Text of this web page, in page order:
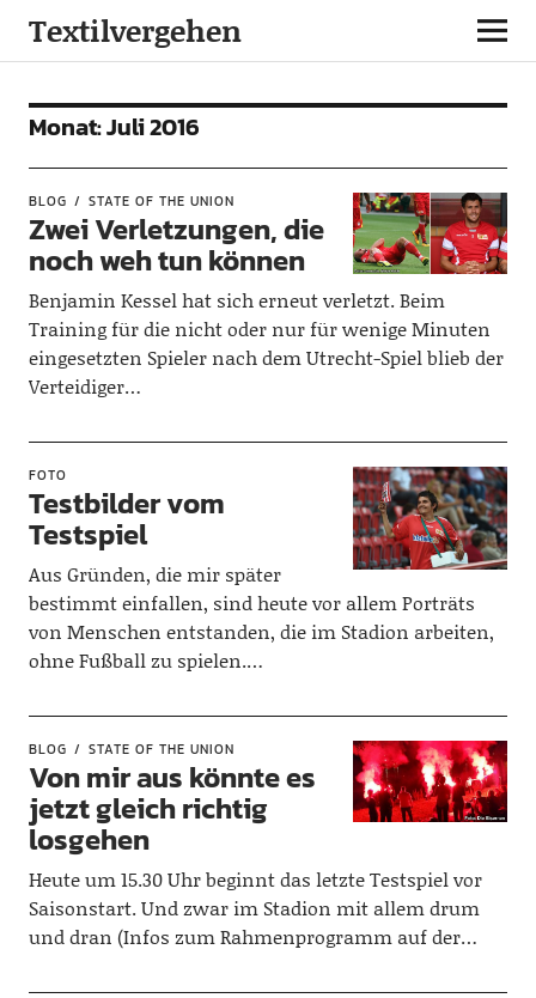
Textilvergehen
Monat:Juli 2016
BLOG STATE OF THE UNION
Zwei Verletzungen, die
noch weh tun können
Benjamin Kessel hat sich erneut verletzt. Beim
Training für die nicht oder nur für wenige Minuten
eingesetzten Spieler nach dem Utrecht-Spiel blieb der
Verteidiger…
FOTO
Testbilder vom
Testspiel
Aus Gründen, die mir später
bestimmt einfallen, sind heute vor allem Porträts
von Menschen entstanden, die im Stadion arbeiten,
ohne Fußball zu spielen.…
BLOG STATE OF THE UNION
Von mir aus könnte es
jetzt gleich richtig
losgehen
Heute um 15.30 Uhr beginnt das letzte Testspiel vor
Saisonstart. Und zwar im Stadion mit allem drum
und dran (Infos zum Rahmenprogramm auf der…